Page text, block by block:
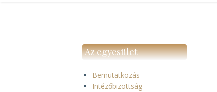
Az egyesület
Bemutatkozás
Intézőbizottság